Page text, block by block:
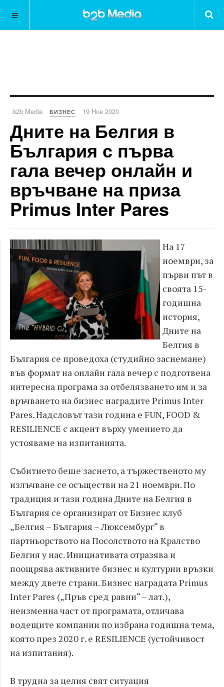
b2b Media БИЗНЕС 19 Ное 2020
Дните на Белгия в
България с първа
гала вечер онлайн и
връчване на приза
Primus Inter Pares
На 17
ноември, за
първи път в
своята 15-
годишна
история,
Дните на
Белгия в
България се проведоха (студийно заснемане)
във формат на онлайн гала вечер с подготвена
интересна програма за отбелязването им и за
връчването на бизнес наградите Primus Inter
Pares. Надсловът тази година е FUN, FOOD &
RESILIENCE с акцент върху умението да
устояваме на изпитанията.
Събитието беше заснето, а тържественото му
излъчване се осъществи на 21 ноември. По
традиция и тази година Дните на Белгия в
България се организират от Бизнес клуб
„Белгия – България – Люксембург“ в
партньорството на Посолството на Кралство
Белгия у нас. Инициативата отразява и
поощрява активните бизнес и културни връзки
между двете страни. Бизнес наградата Primus
Inter Pares („Пръв сред равни“ – лат.),
неизменна част от програмата, отличава
водещите компании по избрана годишна тема,
която през 2020 г. е RESILIENCE (устойчивост
на изпитания).
В трудна за целия свят ситуация